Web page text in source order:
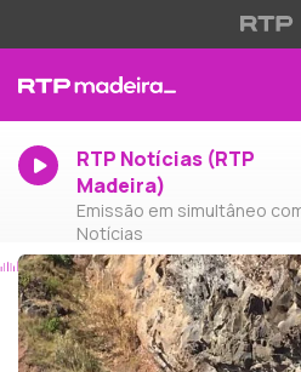
RTP Notícias (RTP
Madeira)
Emissão em simultâneo
Notícias